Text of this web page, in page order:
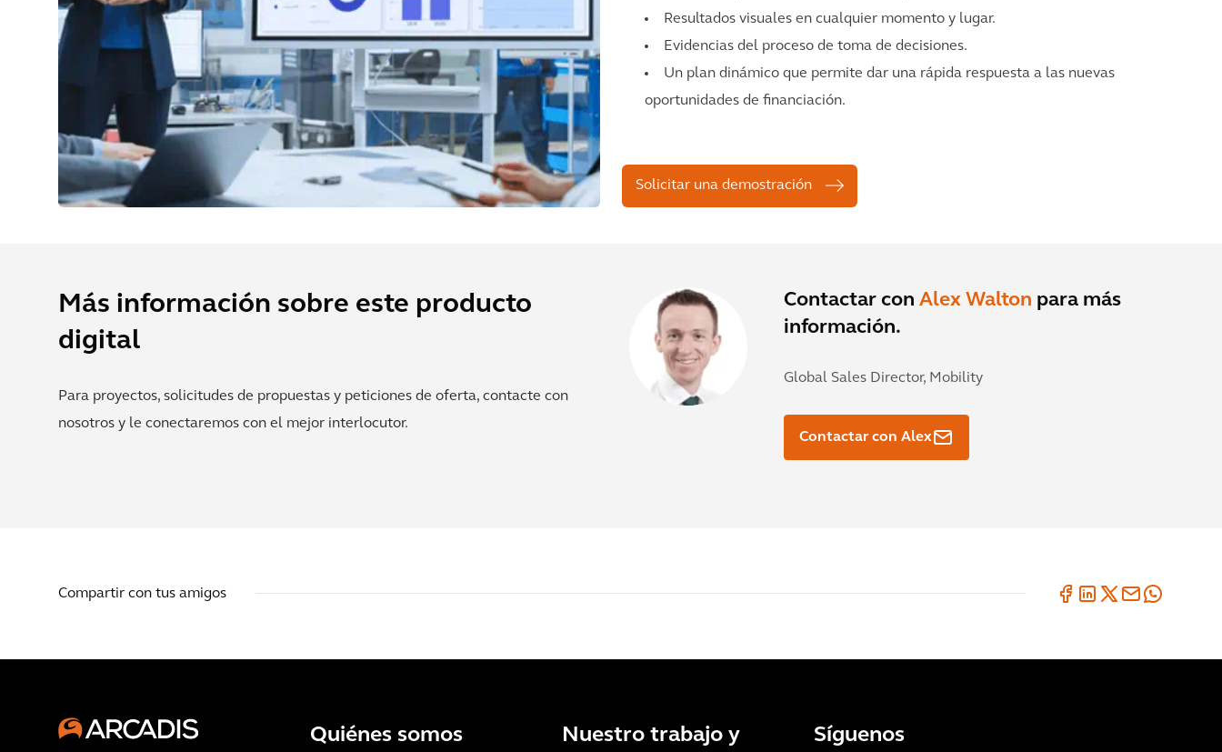
Resultados visuales en cualquier momento y lugar.
Evidencias del proceso de toma de decisiones.
Un plan dinámico que permite dar una rápida respuesta a las nuevas
oportunidades de financiación.
Solicitar una demostración
Más información sobre este producto
digital
Para proyectos, solicitudes de propuestas y peticiones de oferta, contacte con
nosotros y le conectaremos con el mejor interlocutor.
Contactar con Alex Walton para más
información.
Global Sales Director, Mobility
Contactar con Alex
Compartir con tus amigos
Quiénes somos Nuestro trabajo y Síguenos